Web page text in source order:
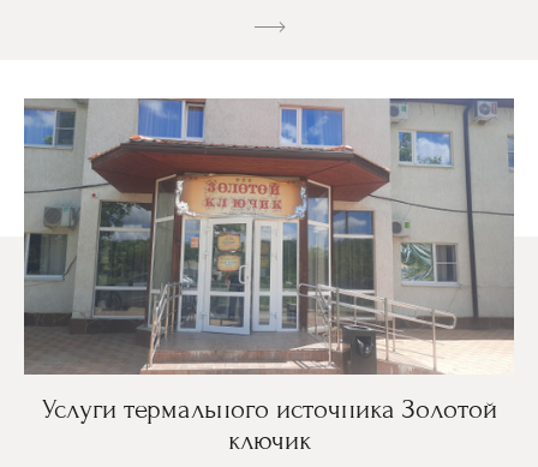
Услуги термального источника Золотой
ключик